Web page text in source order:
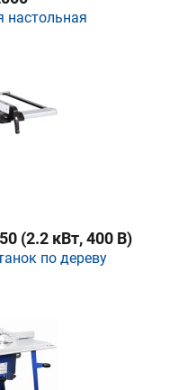
настольная
(2.2 кВт, 400 В)
по дереву